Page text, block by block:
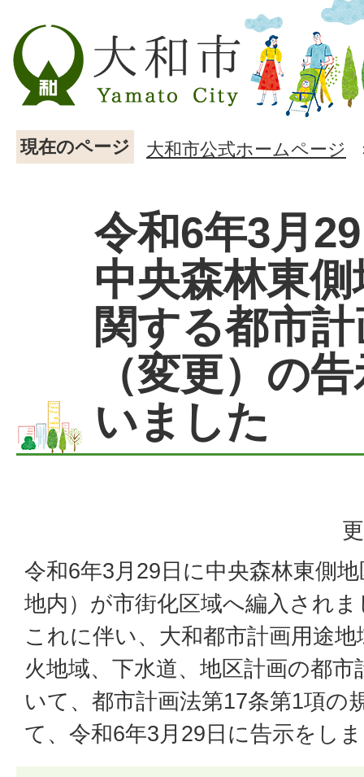
現在のページ 大和市公式ホームページ
令和6年3月
中央森林東
関する都市
（変更）の
いました
令和6年3月29日に中央森林東側
地内）が市街化区域へ編入され
これに伴い、大和都市計画用途
火地域、下水道、地区計画の都
いて、都市計画法第17条第1項の
て、令和6年3月29日に告示をし